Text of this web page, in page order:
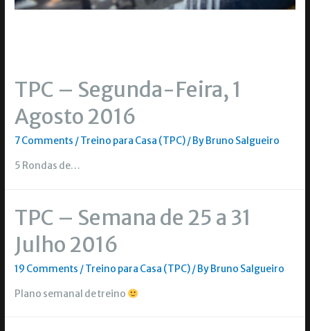
TPC – Segunda-Feira, 1
Agosto 2016
7 Comments /Treino para Casa (TPC)/ ByBruno Salgueiro
5 Rondas de…
TPC – Semana de 25 a 31
Julho 2016
19 Comments /Treino para Casa (TPC)/ By Bruno Salgueiro
Plano semanal de treino